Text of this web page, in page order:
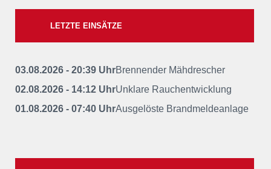
LETZTE EINSÄTZE
03.08.2026 - 20:39 UhrBrennender Mähdrescher
02.08.2026 - 14:12 UhrUnklare Rauchentwicklung
01.08.2026 - 07:40 UhrAusgelöste Brandmeldeanlage